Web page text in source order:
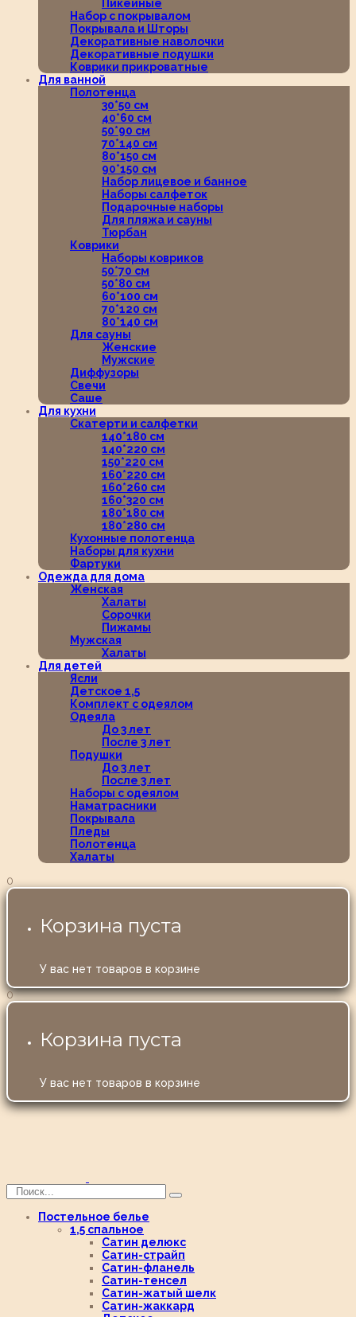
Пикейные
Набор с покрывалом
Покрывала и Шторы
Декоративные наволочки
Декоративные подушки
Коврики прикроватные
Для ванной
Полотенца
30*50 см
40*60 см
50*90 см
70*140 см
80*150 см
90*150 см
Набор лицевое и банное
Наборы салфеток
Подарочные наборы
Для пляжа и сауны
Тюрбан
Коврики
Наборы ковриков
50*70 см
50*80 см
60*100 см
70*120 см
80*140 см
Для сауны
Женские
Мужские
Диффузоры
Свечи
Саше
Для кухни
Скатерти и салфетки
140*180 см
140*220 см
150*220 см
160*220 см
160*260 см
160*320 см
180*180 см
180*280 см
Кухонные полотенца
Наборы для кухни
Фартуки
Одежда для дома
Женская
Халаты
Сорочки
Пижамы
Мужская
Халаты
Для детей
Ясли
Детское 1,5
Комплект с одеялом
Одеяла
До 3 лет
После 3 лет
Подушки
До 3 лет
После 3 лет
Наборы с одеялом
Наматрасники
Покрывала
Пледы
Полотенца
Халаты
0
Корзина пуста
У вас нет товаров в корзине
0
Корзина пуста
У вас нет товаров в корзине
Постельное белье
1,5 спальное
Сатин делюкс
Сатин-страйп
Сатин-фланель
Сатин-тенсел
Сатин-жатый шелк
Сатин-жаккард